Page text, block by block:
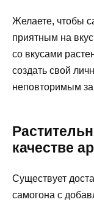
Желаете, чтобы
приятным на
со вкусами
создать свой
неповторимым
качестве
Существует
самогона с